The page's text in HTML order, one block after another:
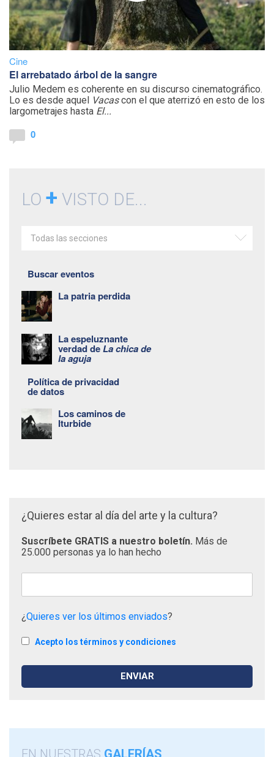
Cine
El arrebatado árbol de la sangre
Julio Medem es coherente en su discurso cinematográfico.
Lo es desde aquel Vacascon el que aterrizó en esto de los
largometrajes hasta El...
0
LO + VISTO DE...
Todas las secciones
Buscar eventos
La patria perdida
La espeluznante
verdad deLa chica de
la aguja
Política de privacidad
de datos
Los caminos de
Iturbide
¿Quieres estar al día del arte y la cultura?
Suscríbete GRATIS a nuestro boletín. Más de
25.000 personas ya lo han hecho
¿Quieres ver los últimos enviados?
Acepto los términos y condiciones
EN NUESTRAS GALERÍAS